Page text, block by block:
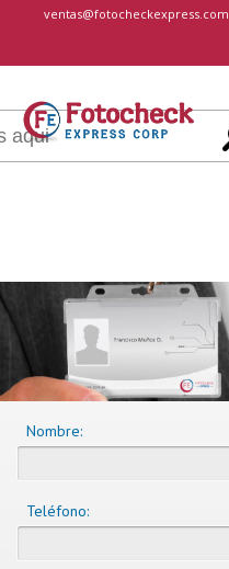
ventas@fotocheckexpress.com
cccccc
Nombre:
Teléfono: